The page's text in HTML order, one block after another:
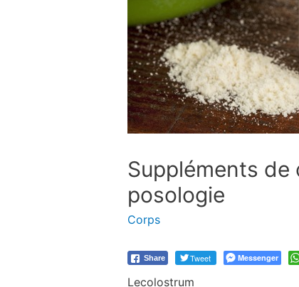
Suppléments
posologie
Corps
Share Tweet Messenger
Lecolostrum